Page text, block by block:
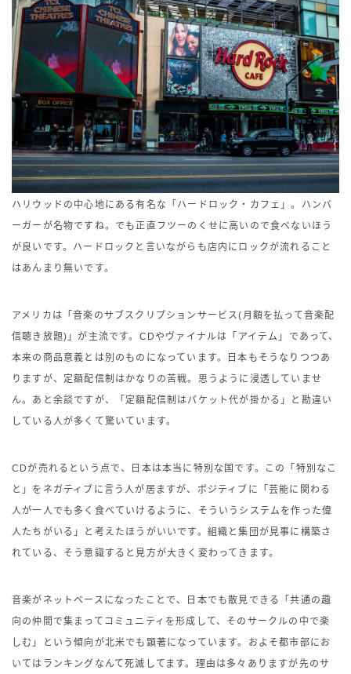
ハリウッドの中心地にある有名な「ハードロック・カフェ」。ハンバ
ーガーが名物ですね。でも正直フツーのくせに高いので食べないほう
が良いです。ハードロックと言いながらも店内にロックが流れること
はあんまり無いです。
アメリカは「音楽のサブスクリプションサービス(月額を払って音楽配
信聴き放題)」が主流です。CDやヴァイナルは「アイテム」であって、
本来の商品意義とは別のものになっています。日本もそうなりつつあ
りますが、定額配信制はかなりの苦戦。思うように浸透していませ
ん。あと余談ですが、「定額配信制はパケット代が掛かる」と勘違い
している人が多くて驚いています。
CDが売れるという点で、日本は本当に特別な国です。この「特別なこ
と」をネガティブに言う人が居ますが、ポジティブに「芸能に関わる
人が一人でも多く食べていけるように、そういうシステムを作った偉
人たちがいる」と考えたほうがいいです。組織と集団が見事に構築さ
れている、そう意識すると見方が大きく変わってきます。
音楽がネットベースになったことで、日本でも散見できる「共通の趣
向の仲間で集まってコミュニティを形成して、そのサークルの中で楽
しむ」という傾向が北米でも顕著になっています。およそ都市部にお
いてはランキングなんて死滅してます。理由は多々ありますが先のサ